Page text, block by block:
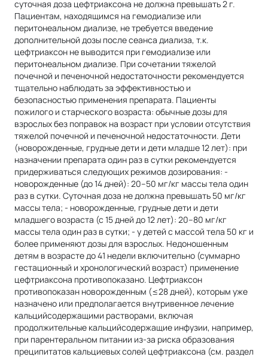
суточная доза цефтриаксона не должна превышать 2 г.
Пациентам, находящимся на гемодиализе или
перитонеальном диализе, не требуется введение
дополнительной дозы после сеанса диализа, т.к.
цефтриаксон не выводится при гемодиализе или
перитонеальном диализе. При сочетании тяжелой
почечной и печеночной недостаточности рекомендуется
тщательно наблюдать за эффективностью и
безопасностью применения препарата. Пациенты
пожилого и старческого возраста: обычные дозы для
взрослых без поправок на возраст при условии отсутствия
тяжелой почечной и печеночной недостаточности. Дети
(новорожденные, грудные дети и дети младше 12 лет): при
назначении препарата один раз в сутки рекомендуется
придерживаться следующих режимов дозирования: -
новорожденные (до 14 дней): 20–50 мг/кг массы тела один
раз в сутки. Суточная доза не должна превышать 50 мг/кг
массы тела; - новорожденные, грудные дети и дети
младшего возраста (с 15 дней до 12 лет): 20–80 мг/кг
массы тела один раз в сутки; - у детей с массой тела 50 кг и
более применяют дозы для взрослых. Недоношенным
детям в возрасте до 41 недели включительно (суммарно
гестационный и хронологический возраст) применение
цефтриаксона противопоказано. Цефтриаксон
противопоказан новорожденным (≤28 дней), которым уже
назначено или предполагается внутривенное лечение
кальцийсодержащими растворами, включая
продолжительные кальцийсодержащие инфузии, например,
при парентеральном питании из-за риска образования
преципитатов кальциевых солей цефтриаксона (см. раздел